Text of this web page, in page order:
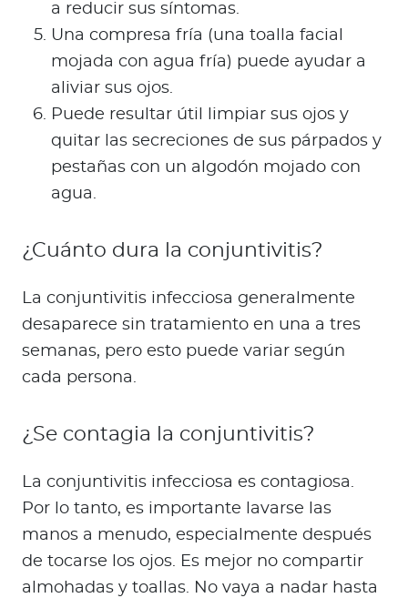
a reducir sus síntomas.
Una compresa fría (una toalla facial
mojada con agua fría) puede ayudar a
aliviar sus ojos.
Puede resultar útil limpiar sus ojos y
quitar las secreciones de sus párpados y
pestañas con un algodón mojado con
agua.
¿Cuánto dura la conjuntivitis?
La conjuntivitis infecciosa generalmente
desaparece sin tratamiento en una a tres
semanas, pero esto puede variar según
cada persona.
¿Se contagia la conjuntivitis?
La conjuntivitis infecciosa es contagiosa.
Por lo tanto, es importante lavarse las
manos a menudo, especialmente después
de tocarse los ojos. Es mejor no compartir
almohadas y toallas. No vaya a nadar hasta